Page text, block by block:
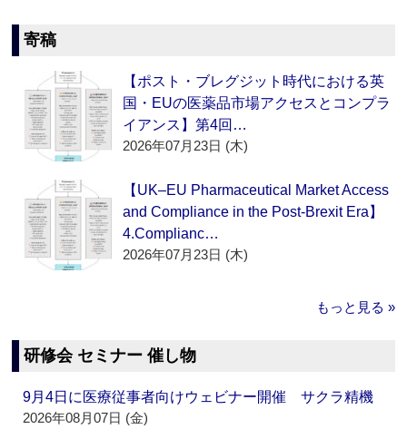
寄稿
【ポスト・ブレグジット時代における英
国・EUの医薬品市場アクセスとコンプラ
イアンス】第4回…
2026年07月23日 (木)
【UK–EU Pharmaceutical Market Access
and Compliance in the Post-Brexit Era】
4.Complianc…
2026年07月23日 (木)
もっと見る »
研修会 セミナー 催し物
9月4日に医療従事者向けウェビナー開催 サクラ精機
2026年08月07日 (金)